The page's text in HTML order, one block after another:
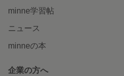
minne学習帖
ニュース
minneの本
企業の方へ